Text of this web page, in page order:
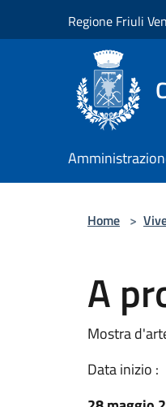
Regione Friuli
Home >
A
Mostra
Data inizio :